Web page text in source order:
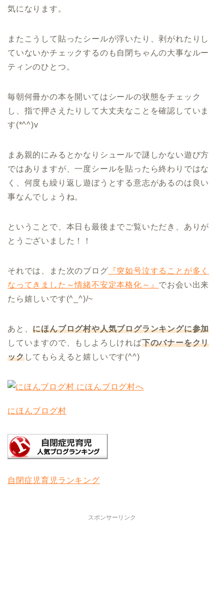
気になります。
またこうして貼ったシールが浮いたり、剥がれたりし
ていないかチェックするのも自閉ちゃんの大事なルー
ティンのひとつ。
毎朝何冊かの本を開いてはシールの状態をチェック
し、指で押さえたりして大丈夫なことを確認していま
す(*^^)v
まあ親的にみるとかなりシュールで謎しかない遊び方
ではありますが、一度シールを貼ったら終わりではな
く、何度も繰り返し遊ぼうとする意志があるのは良い
事なんでしょうね。
ということで、本日も最後までご覧いただき、ありが
とうございました！！
それでは、また次のブログ 『突如号泣することが多く
なってきました～情緒不安定本格化～』 でお会い出来
たら嬉しいです(^_^)/~
あと、にほんブログ村や人気ブログランキングに参加
していますので、もしよろしければ下のバナーをクリ
ックしてもらえると嬉しいです(^^)
にほんブログ村
自閉症児育児ランキング
スポンサーリンク